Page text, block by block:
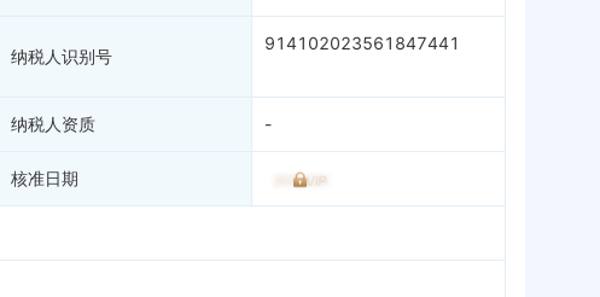
纳税人识别号
914102023561847441
纳税人资质 -
核准日期